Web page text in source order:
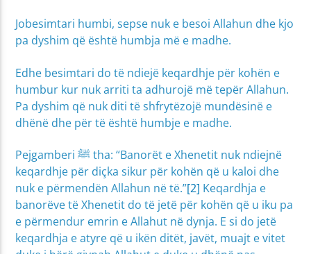
Jobesimtari humbi, sepse nuk e besoi Allahun dhe kjo
pa dyshim që është humbja më e madhe.
Edhe besimtari do të ndiejë keqardhje për kohën e
humbur kur nuk arriti ta adhurojë më tepër Allahun.
Pa dyshim që nuk diti të shfrytëzojë mundësinë e
dhënë dhe për të është humbje e madhe.
Pejgamberi ﷺ tha: “Banorët e Xhenetit nuk ndiejnë
keqardhje për diçka sikur për kohën që u kaloi dhe
nuk e përmendën Allahun në të.”[2] Keqardhja e
banorëve të Xhenetit do të jetë për kohën që u iku pa
e përmendur emrin e Allahut në dynja. E si do jetë
keqardhja e atyre që u ikën ditët, javët, muajt e vitet